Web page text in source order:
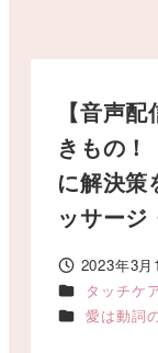
【音声
きもの
に解決策
ッサー
投稿日
2023年3月
カテゴリー
タッチケ
カテゴリー
愛は動詞